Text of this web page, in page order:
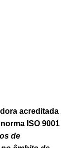
acreditada
ISO 9001
de